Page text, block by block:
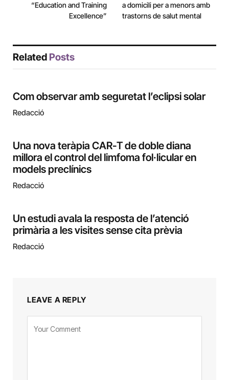
“Education and Training
Excellence”
a domicili per a menors amb
trastorns de salut mental
Related Posts
Com observar amb seguretat l’eclipsi solar
Redacció
Una nova teràpia CAR-T de doble diana
millora el control del limfoma fol·licular en
models preclínics
Redacció
Un estudi avala la resposta de l’atenció
primària a les visites sense cita prèvia
Redacció
LEAVE A REPLY